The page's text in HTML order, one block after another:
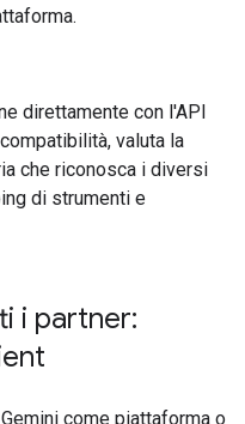
direttamente con l'API
valuta la
che riconosca i diversi
di strumenti e
i partner:
come piattaforma o